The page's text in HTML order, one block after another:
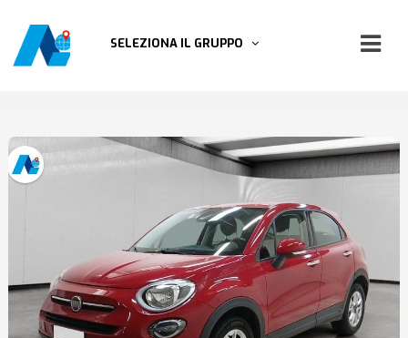
SELEZIONA IL GRUPPO